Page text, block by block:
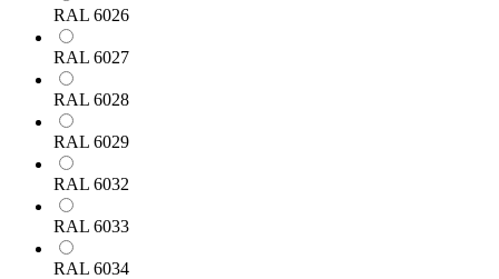
RAL 6026
RAL 6027
RAL 6028
RAL 6029
RAL 6032
RAL 6033
RAL 6034